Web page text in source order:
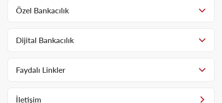
Özel Bankacılık
Dijital Bankacılık
Faydalı Linkler
İletişim